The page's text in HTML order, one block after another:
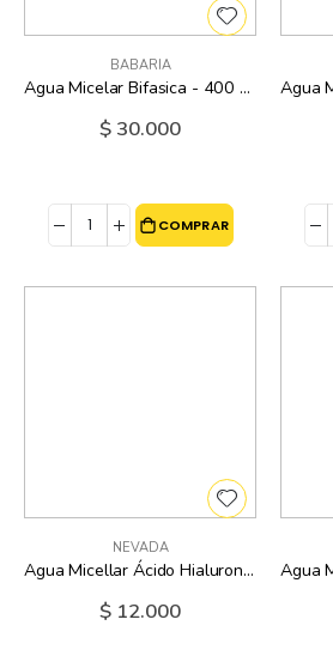
BABARIA
Agua Micelar Bifasica - 400 Ml
$ 30.000
COMPRAR
NEVADA
Agua Micellar Ácido Hialuronico Nevada - 150 Ml
$ 12.000